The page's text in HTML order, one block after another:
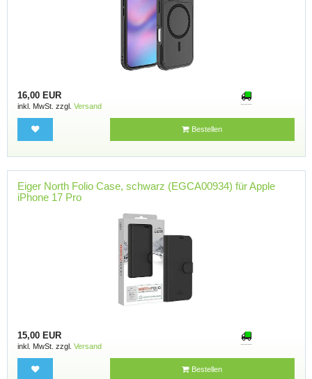
16,00 EUR
inkl. MwSt. zzgl. Versand
Bestellen
Eiger North Folio Case, schwarz (EGCA00934) für Apple
iPhone 17 Pro
15,00 EUR
inkl. MwSt. zzgl. Versand
Bestellen